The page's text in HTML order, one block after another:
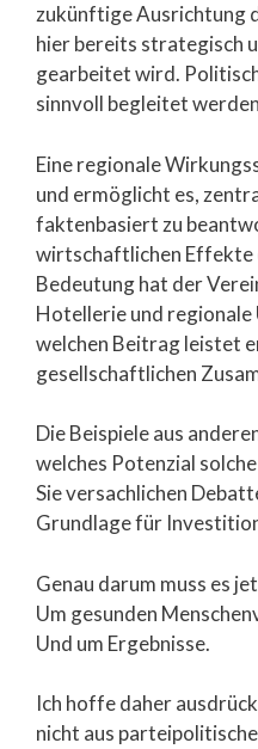
zukünftige Ausrichtung
hier bereits strategisch
gearbeitet wird.
sinnvoll begleitet
Eine regionale
und ermöglicht es,
faktenbasiert zu
wirtschaftlichen Effekte
Bedeutung hat der
Hotellerie und regionale
welchen Beitrag leistet
gesellschaftlichen
Die Beispiele aus
welches Potenzial
Sie versachlichen
Grundlage für
Genau darum muss es
Um gesunden
Und um Ergebnisse.
Ich hoffe daher
nicht aus